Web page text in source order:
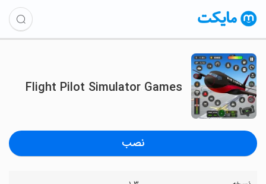
Flight Pilot Simulator Games
نصب